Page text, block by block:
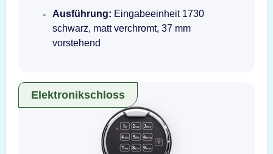
Ausführung: Eingabeeinheit 1730
schwarz, matt verchromt, 37 mm
vorstehend
Elektronikschloss